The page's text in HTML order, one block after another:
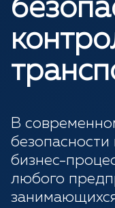
В
бизнес-
любого